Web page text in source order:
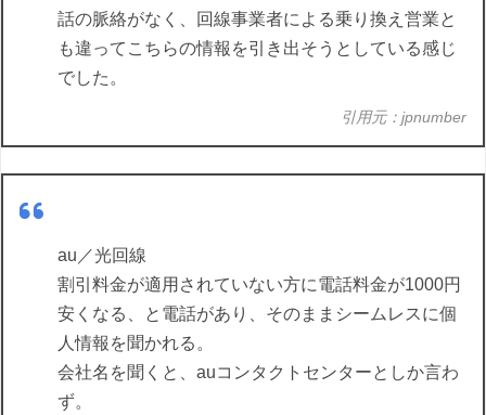
話の脈絡がなく、回線事業者による乗り換え営業と
も違ってこちらの情報を引き出そうとしている感じ
でした。
引用元：jpnumber
au／光回線
割引料金が適用されていない方に電話料金が1000円
安くなる、と電話があり、そのままシームレスに個
人情報を聞かれる。
会社名を聞くと、auコンタクトセンターとしか言わ
ず。